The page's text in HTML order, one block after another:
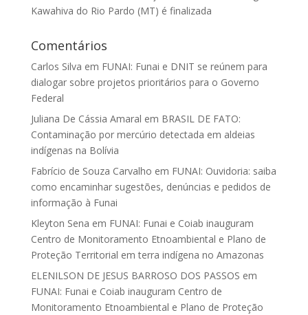
Kawahiva do Rio Pardo (MT) é finalizada
Comentários
Carlos Silva em FUNAI: Funai e DNIT se reúnem para
dialogar sobre projetos prioritários para o Governo
Federal
Juliana De Cássia Amaral em BRASIL DE FATO:
Contaminação por mercúrio detectada em aldeias
indígenas na Bolívia
Fabrício de Souza Carvalho em FUNAI: Ouvidoria: saiba
como encaminhar sugestões, denúncias e pedidos de
informação à Funai
Kleyton Sena em FUNAI: Funai e Coiab inauguram
Centro de Monitoramento Etnoambiental e Plano de
Proteção Territorial em terra indígena no Amazonas
ELENILSON DE JESUS BARROSO DOS PASSOS em
FUNAI: Funai e Coiab inauguram Centro de
Monitoramento Etnoambiental e Plano de Proteção